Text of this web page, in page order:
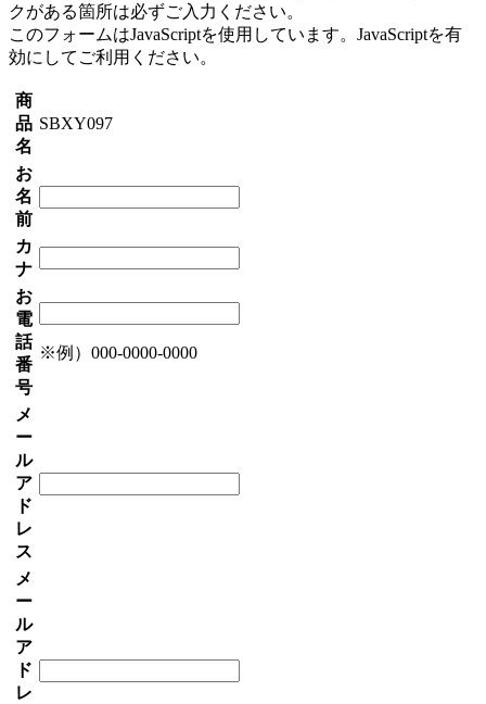
クがある箇所は必ずご入力ください。
このフォームはJavaScriptを使用しています。JavaScriptを有
効にしてご利用ください。
商
品
名
SBXY097
お
名
前
カ
ナ
お
電
話
番
号
※例）000-0000-0000
メ
ー
ル
ア
ド
レ
ス
メ
ー
ル
ア
ド
レ